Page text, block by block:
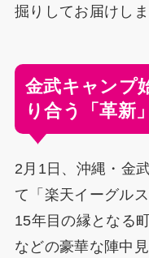
掘りしてお届けしま
金武キャンプ
り合う「革新
2月1日、沖縄・金
て「楽天イーグル
15年目の縁となる
などの豪華な陣中